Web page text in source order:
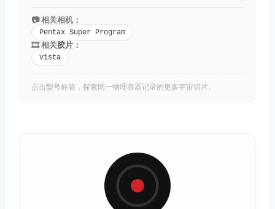
📷 相关相机：
Pentax Super Program
🎞️ 相关胶片 ：
Vista
点击型号标签，探索同一物理容器记录的更多宇宙切片。